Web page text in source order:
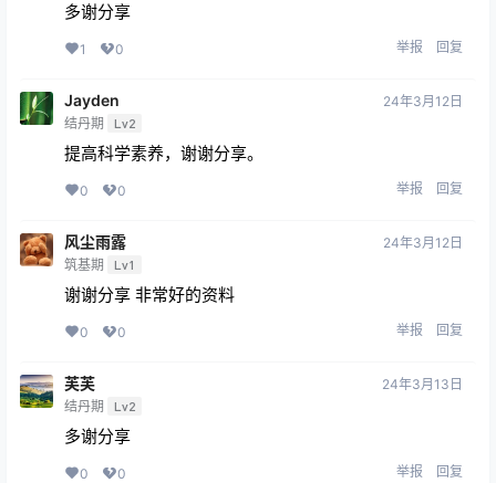
多谢分享
1 0 举报 回复
Jayden
结丹期 Lv2
24年3月12日
提高科学素养，谢谢分享。
0 0 举报 回复
风尘雨露
筑基期 Lv1
24年3月12日
谢谢分享 非常好的资料
0 0 举报 回复
芙芙
结丹期 Lv2
24年3月13日
多谢分享
0 0 举报 回复